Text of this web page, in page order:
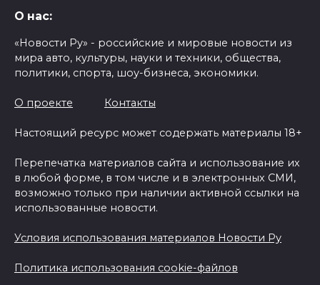
О нас:
«Новости Ру» - российские и мировые новости из
мира авто, культуры, науки и техники, общества,
политики, спорта, шоу-бизнеса, экономики.
О проекте Контакты
Настоящий ресурс может содержать материалы 18+
Перепечатка материалов сайта и использование их
в любой форме, в том числе и в электронных СМИ,
возможно только при наличии активной ссылки на
использованные новости.
Условия использования материалов Новости Ру
Политика использования cookie-файлов